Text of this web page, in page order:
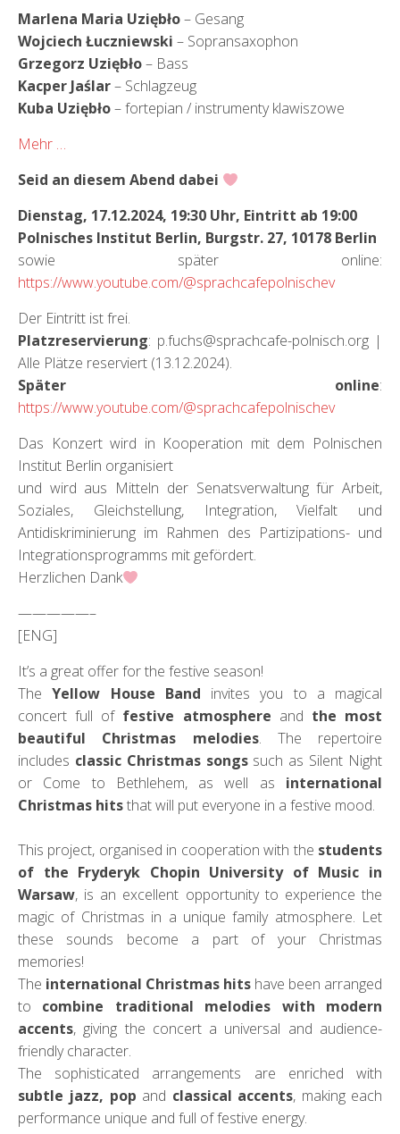
Marlena Maria Uziębło– Gesang
Wojciech Łuczniewski – Sopransaxophon
Grzegorz Uziębło– Bass
Kacper Jaślar– Schlagzeug
Kuba Uziębło– fortepian / instrumenty klawiszowe
Mehr …
Seid an diesem Abend dabei
Dienstag, 17.12.2024, 19:30 Uhr, Eintritt ab 19:00
Polnisches Institut Berlin, Burgstr. 27, 10178 Berlin
sowie später online:
https://www.youtube.com/@sprachcafepolnischev
Der Eintritt ist frei.
Platzreservierung: p.fuchs@sprachcafe-polnisch.org |
Alle Plätze reserviert (13.12.2024).
Später online:
https://www.youtube.com/@sprachcafepolnischev
Das Konzert wird in Kooperation mit dem Polnischen
Institut Berlin organisiert
und wird aus Mitteln der Senatsverwaltung für Arbeit,
Soziales, Gleichstellung, Integration, Vielfalt und
Antidiskriminierung im Rahmen des Partizipations- und
Integrationsprogramms mit gefördert.
Herzlichen Dank
—————–
[ENG]
It’s a great offer for the festive season!
TheYellow House Band invites you to a magical
concert full of festive atmosphere and the most
beautiful Christmas melodies. The repertoire
includes classic Christmas songssuch as Silent Night
or Come to Bethlehem, as well as international
Christmas hitsthat will put everyone in a festive mood.
This project, organised in cooperation with the students
of the Fryderyk Chopin University of Music in
Warsaw, is an excellent opportunity to experience the
magic of Christmas in a unique family atmosphere. Let
these sounds become a part of your Christmas
memories!
The international Christmas hits have been arranged
to combine traditional melodies with modern
accents, giving the concert a universal and audience-
friendly character.
The sophisticated arrangements are enriched with
subtle jazz, pop and classical accents, making each
performance unique and full of festive energy.